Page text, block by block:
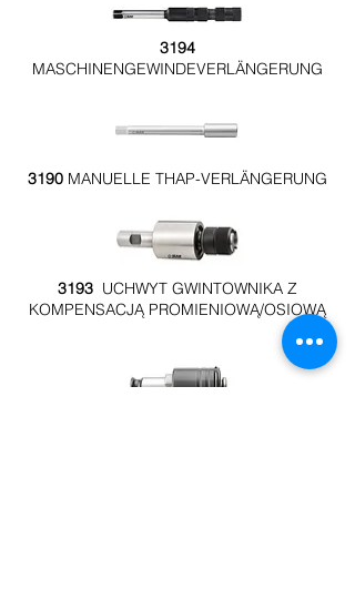
3194
MASCHINENGEWINDEVERLÄNGERUNG
3190 MANUELLE THAP-VERLÄNGERUNG
3193 UCHWYT GWINTOWNIKA Z
KOMPENSACJĄ PROMIENIOWĄ/OSIOWĄ